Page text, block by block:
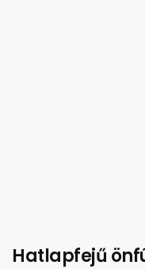
Hatlapfejű